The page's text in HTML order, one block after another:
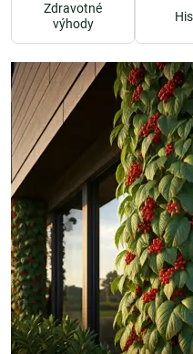
Zdravotné
výhody